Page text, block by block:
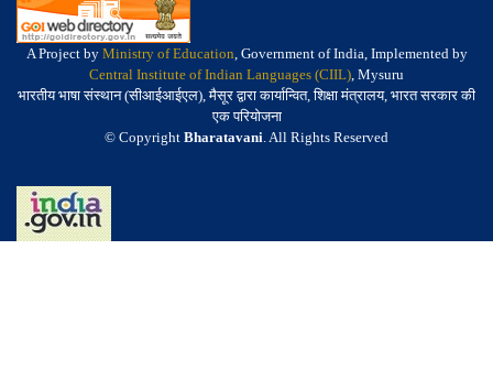
A Project by Ministry of Education, Government of India, Implemented by
Central Institute of Indian Languages (CIIL), Mysuru
भारतीय भाषा संस्थान (सीआईआईएल), मैसूर द्वारा कार्यान्वित, शिक्षा मंत्रालय, भारत सरकार की
एक परियोजना
© Copyright Bharatavani. All Rights Reserved